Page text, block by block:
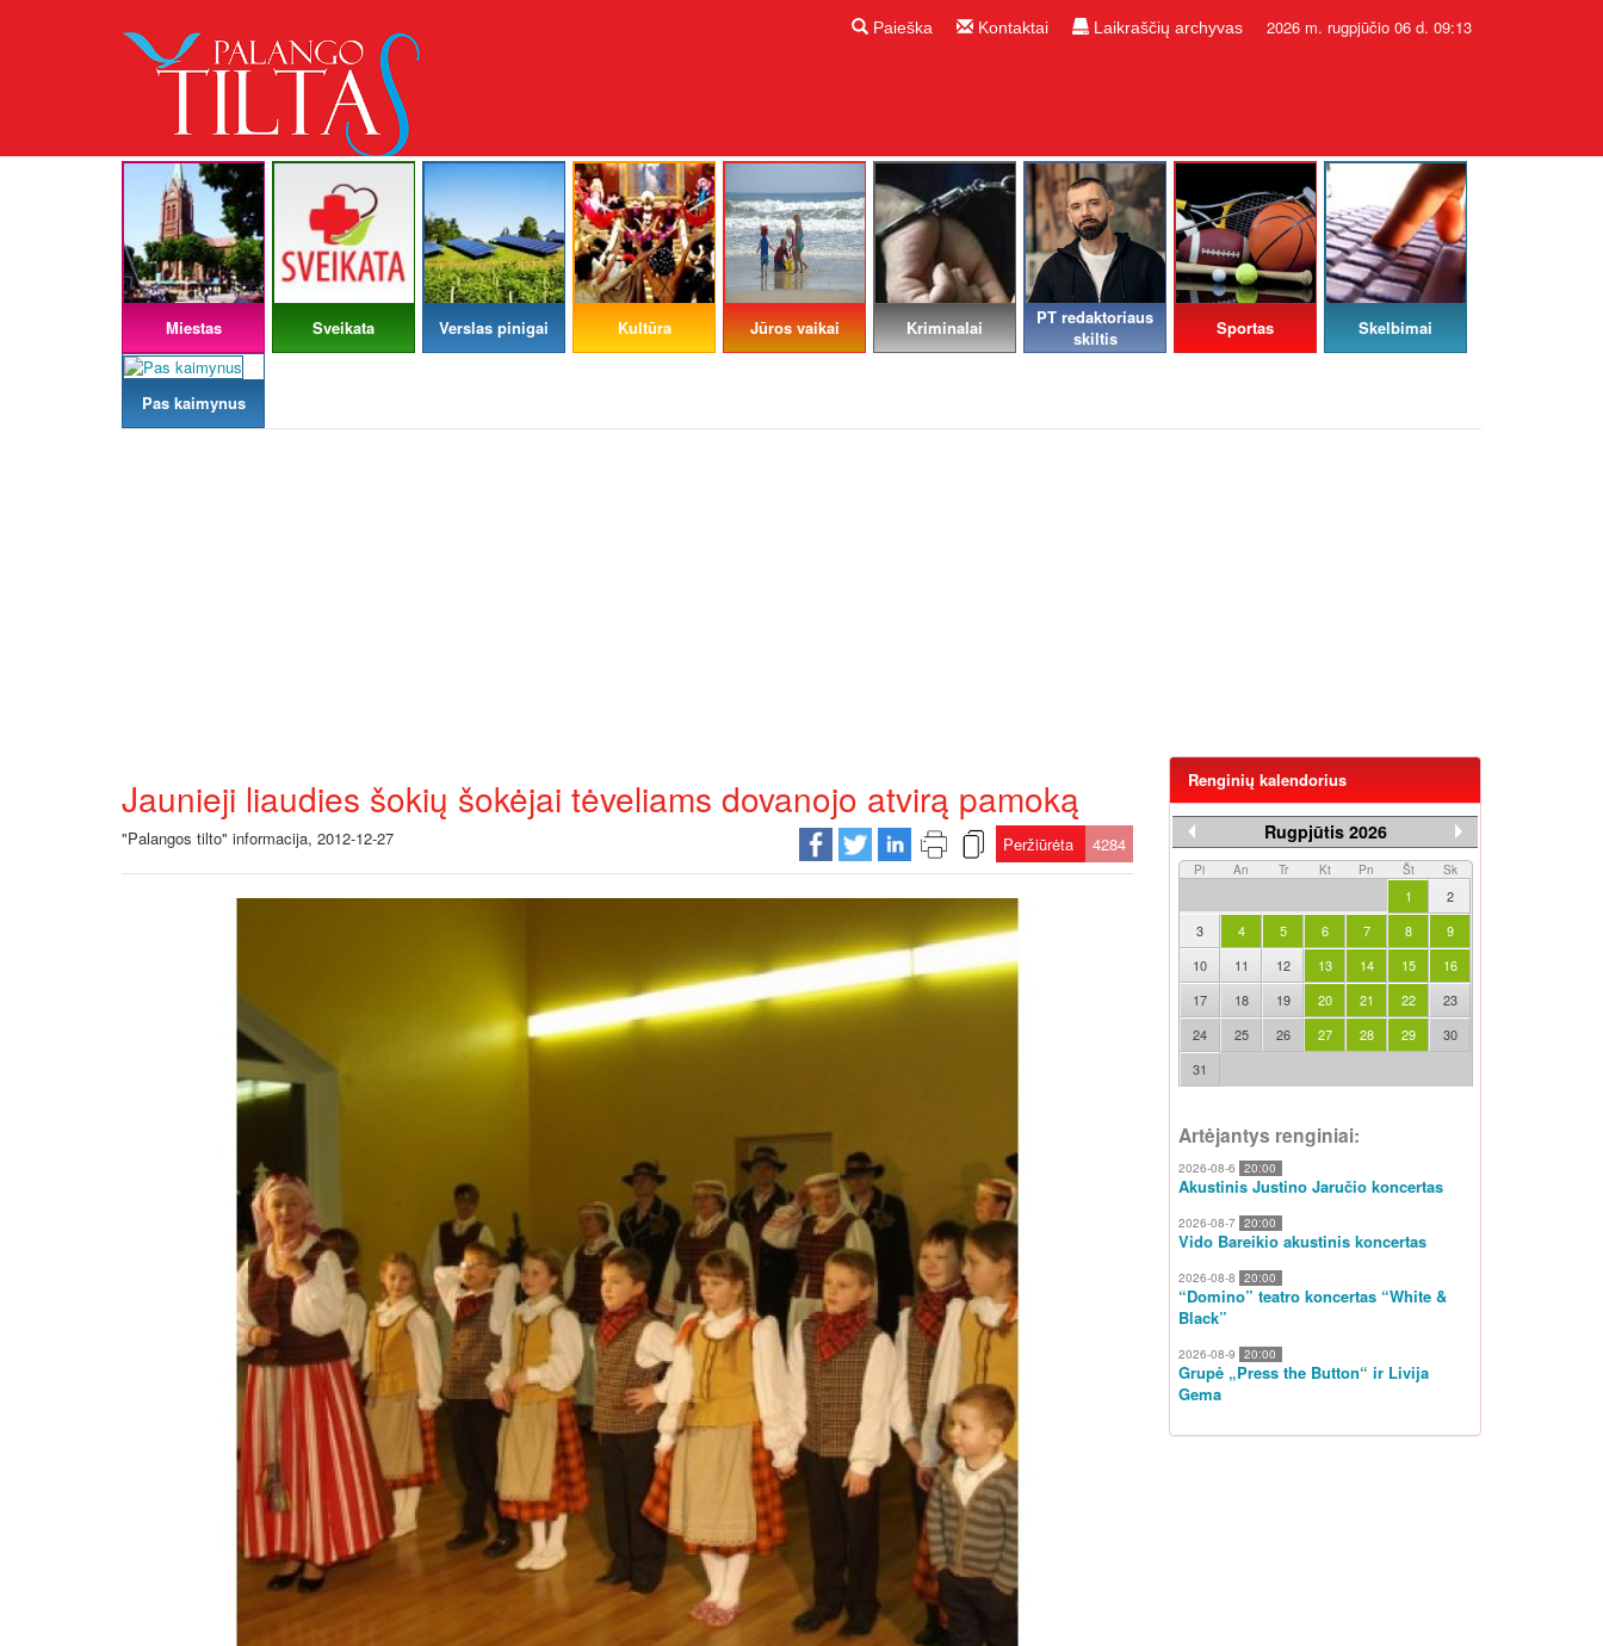
Paieška Kontaktai Laikraščių archyvas 2026 m. rugpjūčio 06 d. 09:13
Miestas Sveikata Verslas pinigai Kultūra Jūros vaikai Kriminalai
PT redaktoriaus
skiltis
Sportas Skelbimai
Pas kaimynus
Jaunieji liaudies šokių šokėjai tėveliams dovanojo atvirą pamoką
"Palangos tilto" informacija, 2012-12-27 Peržiūrėta 4284
Renginių kalendorius
Rugpjūtis 2026
Pi An Tr Kt Pn Št Sk
1
2
3
4 5 6 7 8
9
10
11 12 13 14 15
16
17
18 19 20 21 22
23
24
25 26 27 28 29
30
31
Artėjantys renginiai:
2026-08-6 20:00
Akustinis Justino Jaručio koncertas
2026-08-7 20:00
Vido Bareikio akustinis koncertas
2026-08-8 20:00
“Domino” teatro koncertas “White &
Black”
2026-08-9 20:00
Grupė „Press the Button“ ir Livija
Gema